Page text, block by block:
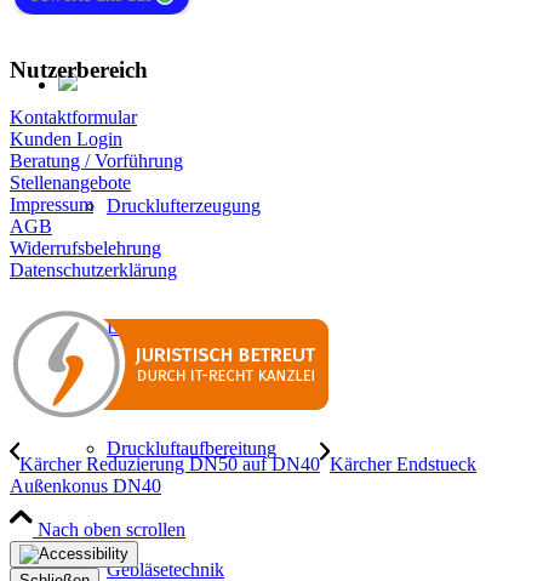
Drucklufterzeugung
Druckluftverteilung
Druckluftaufbereitung
Gebläsetechnik
Nutzerbereich
Kontaktformular
Kunden Login
Beratung / Vorführung
Stellenangebote
Impressum
AGB
Widerrufsbelehrung
Datenschutzerklärung
Kärcher Reduzierung DN50 auf DN40 Kärcher Endstueck
Außenkonus DN40
Nach oben scrollen